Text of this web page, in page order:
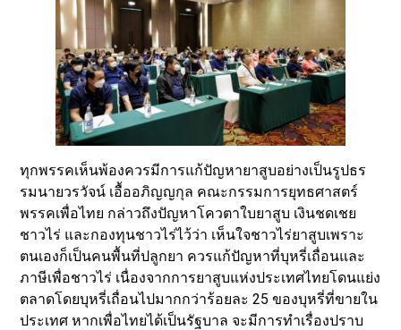
ทุกพรรคเห็นพ้องควรมีการแก้ปัญหายาสูบอย่างเป็นรูปธร
รมนายวรวัจน์ เอื้ออภิญญกุล คณะกรรมการยุทธศาสตร์
พรรคเพื่อไทย กล่าวถึงปัญหาโควตาใบยาสูบ เงินชดเชย
ชาวไร่ และกองทุนชาวไร่ไว้ว่า เห็นใจชาวไร่ยาสูบเพราะ
ตนเองก็เป็นคนพื้นที่ปลูกยา ควรแก้ปัญหาที่บุหรี่เถื่อนและ
ภาษีเพื่อชาวไร่ เนื่องจากการยาสูบแห่งประเทศไทยโดนแย่ง
ตลาดโดยบุหรี่เถื่อนไปมากกว่าร้อยละ 25 ของบุหรี่ที่ขายใน
ประเทศ หากเพื่อไทยได้เป็นรัฐบาล จะมีการทำเรื่องปราบ